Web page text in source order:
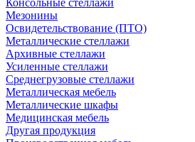
Мезонины
Освидетельствование (ПТО)
Металлические стеллажи
Архивные стеллажи
Усиленные стеллажи
Среднегрузовые стеллажи
Металлическая мебель
Металлические шкафы
Медицинская мебель
Другая продукция